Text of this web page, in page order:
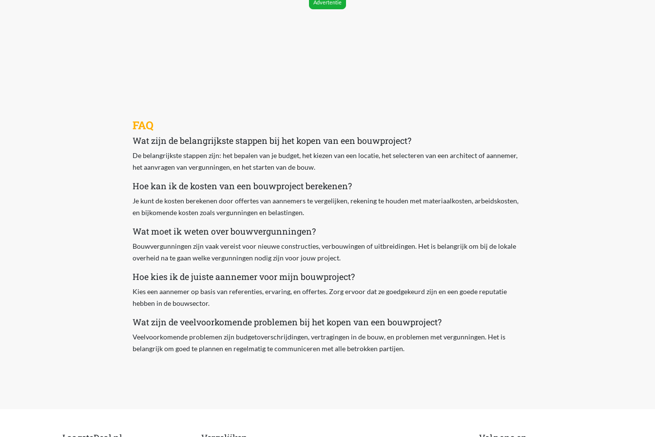
Advertentie
FAQ
Wat zijn de belangrijkste stappen bij het kopen van een bouwproject?
De belangrijkste stappen zijn: het bepalen van je budget, het kiezen van een locatie, het selecteren van een architect of aannemer,
het aanvragen van vergunningen, en het starten van de bouw.
Hoe kan ik de kosten van een bouwproject berekenen?
Je kunt de kosten berekenen door offertes van aannemers te vergelijken, rekening te houden met materiaalkosten, arbeidskosten,
en bijkomende kosten zoals vergunningen en belastingen.
Wat moet ik weten over bouwvergunningen?
Bouwvergunningen zijn vaak vereist voor nieuwe constructies, verbouwingen of uitbreidingen. Het is belangrijk om bij de lokale
overheid na te gaan welke vergunningen nodig zijn voor jouw project.
Hoe kies ik de juiste aannemer voor mijn bouwproject?
Kies een aannemer op basis van referenties, ervaring, en offertes. Zorg ervoor dat ze goedgekeurd zijn en een goede reputatie
hebben in de bouwsector.
Wat zijn de veelvoorkomende problemen bij het kopen van een bouwproject?
Veelvoorkomende problemen zijn budgetoverschrijdingen, vertragingen in de bouw, en problemen met vergunningen. Het is
belangrijk om goed te plannen en regelmatig te communiceren met alle betrokken partijen.